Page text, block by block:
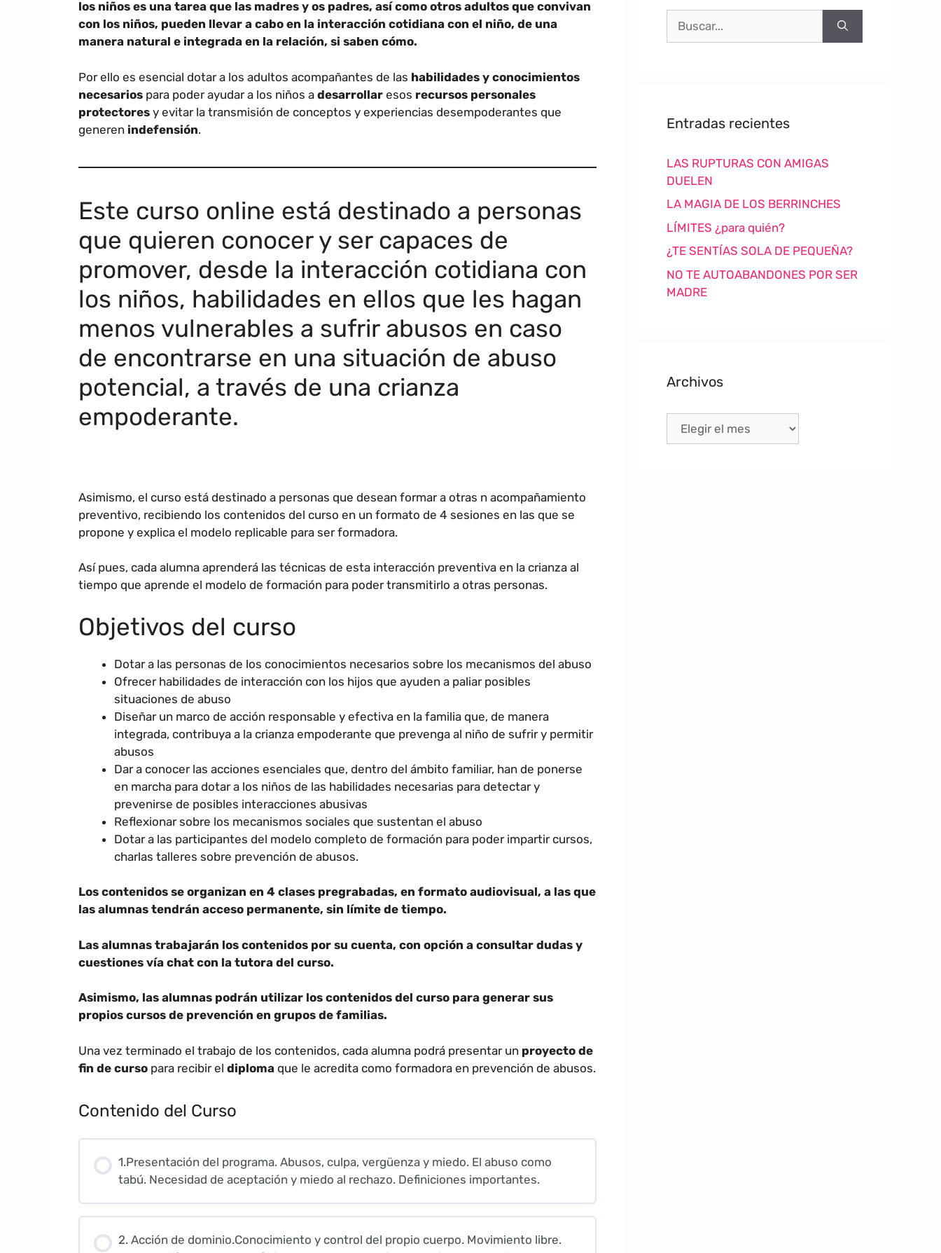
los niños es una tarea que las madres y os padres, así como otros adultos que convivan
con los niños, pueden llevar a cabo en la interacción cotidiana con el niño, de una
manera natural e integrada en la relación, si saben cómo.
Por ello es esencial dotar a los adultos acompañantes de las habilidades y conocimientos
necesarios para poder ayudar a los niños a desarrollar esos recursos personales
protectores y evitar la transmisión de conceptos y experiencias desempoderantes que
generen indefensión.
Este curso online está destinado a personas
que quieren conocer y ser capaces de
promover, desde la interacción cotidiana con
los niños, habilidades en ellos que les hagan
menos vulnerables a sufrir abusos en caso
de encontrarse en una situación de abuso
potencial, a través de una crianza
empoderante.
Asimismo, el curso está destinado a personas que desean formar a otras n acompañamiento
preventivo, recibiendo los contenidos del curso en un formato de 4 sesiones en las que se
propone y explica el modelo replicable para ser formadora.
Así pues, cada alumna aprenderá las técnicas de esta interacción preventiva en la crianza al
tiempo que aprende el modelo de formación para poder transmitirlo a otras personas.
Objetivos del curso
Dotar a las personas de los conocimientos necesarios sobre los mecanismos del abuso
Ofrecer habilidades de interacción con los hijos que ayuden a paliar posibles
situaciones de abuso
Diseñar un marco de acción responsable y efectiva en la familia que, de manera
integrada, contribuya a la crianza empoderante que prevenga al niño de sufrir y permitir
abusos
Dar a conocer las acciones esenciales que, dentro del ámbito familiar, han de ponerse
en marcha para dotar a los niños de las habilidades necesarias para detectar y
prevenirse de posibles interacciones abusivas
Reflexionar sobre los mecanismos sociales que sustentan el abuso
Dotar a las participantes del modelo completo de formación para poder impartir cursos,
charlas talleres sobre prevención de abusos.
Los contenidos se organizan en 4 clases pregrabadas, en formato audiovisual, a las que
las alumnas tendrán acceso permanente, sin límite de tiempo.
Las alumnas trabajarán los contenidos por su cuenta, con opción a consultar dudas y
cuestiones vía chat con la tutora del curso.
Asimismo, las alumnas podrán utilizar los contenidos del curso para generar sus
propios cursos de prevención en grupos de familias.
Una vez terminado el trabajo de los contenidos, cada alumna podrá presentar un proyecto de
fin de curso para recibir el diploma que le acredita como formadora en prevención de abusos.
Contenido del Curso
1.Presentación del programa. Abusos, culpa, vergüenza y miedo. El abuso como
tabú. Necesidad de aceptación y miedo al rechazo. Definiciones importantes.
2. Acción de dominio.Conocimiento y control del propio cuerpo. Movimiento libre.
Entradas recientes
LAS RUPTURAS CON AMIGAS
DUELEN
LA MAGIA DE LOS BERRINCHES
LÍMITES ¿para quién?
¿TE SENTÍAS SOLA DE PEQUEÑA?
NO TE AUTOABANDONES POR SER
MADRE
Archivos